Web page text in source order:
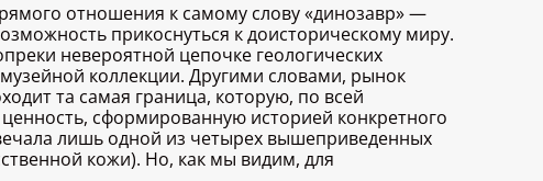
отношения к самому слову «динозавр» —
прикоснуться к доисторическому миру.
невероятной цепочке геологических
коллекции. Другими словами, рынок
та самая граница, которую, по всей
сформированную историей конкретного
лишь одной из четырех вышеприведенных
кожи). Но, как мы видим, для